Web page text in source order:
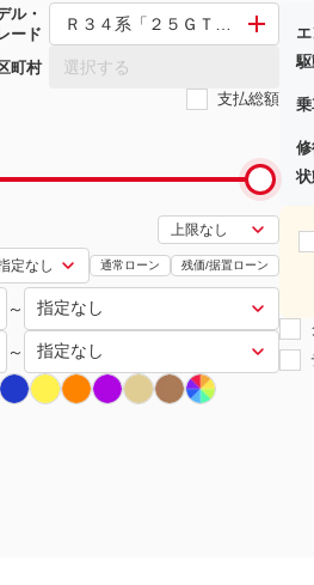
ル・
ード
Ｒ３４系「２５ＧＴ」 その他
町村 選択する
支払総額
通常ローン 残価/据置ローン
～
～